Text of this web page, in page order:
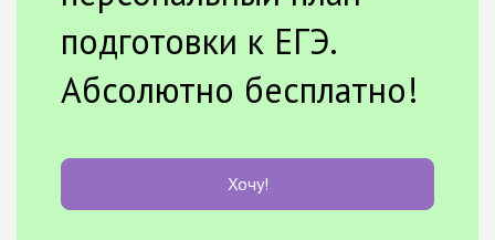
подготовки к ЕГЭ.
Абсолютно бесплатно!
Хочу!